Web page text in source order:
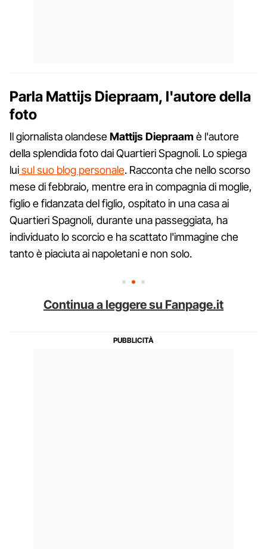
Parla Mattijs Diepraam, l'autore della
foto
Il giornalista olandeseMattijs Diepraam è l'autore
della splendida foto dai Quartieri Spagnoli. Lo spiega
luisul suo blog personale. Racconta che nello scorso
mese di febbraio, mentre era in compagnia di moglie,
figlio e fidanzata del figlio, ospitato in una casa ai
Quartieri Spagnoli, durante una passeggiata, ha
individuato lo scorcio e ha scattato l'immagine che
tanto è piaciuta ai napoletani e non solo.
Continua a leggere su Fanpage.it